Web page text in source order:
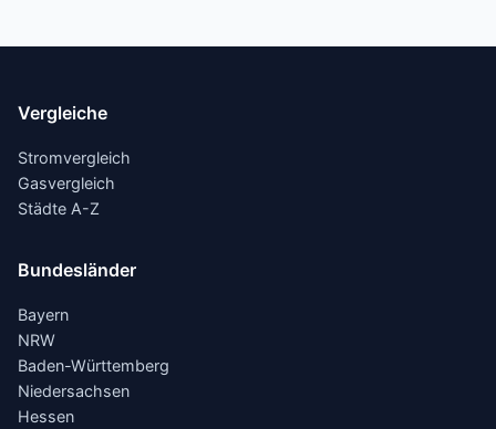
Vergleiche
Stromvergleich
Gasvergleich
Städte A-Z
Bundesländer
Bayern
NRW
Baden-Württemberg
Niedersachsen
Hessen